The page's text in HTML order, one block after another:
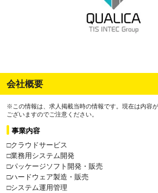
会社概要
※この情報は、求人掲載当時の情報です。現在は内容
ございますのでご注意ください。
事業内容
□クラウドサービス
□業務用システム開発
□パッケージソフト開発・販売
□ハードウェア製造・販売
□システム運用管理